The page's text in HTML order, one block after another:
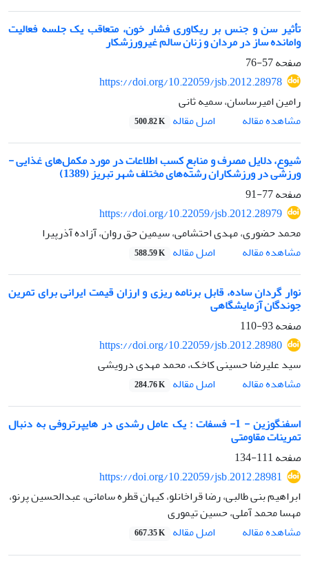
تأثیر سن و جنس بر ریکاوری فشار خون، متعاقب یک جلسه فعالیت
وامانده ساز در مردان و زنان سالم غیرورزشکار
صفحه57-76
https://doi.org/10.22059/jsb.2012.28978
رامین امیرساسان، سمیه ثانی
مشاهده مقاله
اصل مقاله 500.82 K
شیوع، دلایل مصرف و منابع کسب اطلاعات در مورد مکمل‌های غذایی -
ورزشی در ورزشکاران رشته‌های مختلف شهر تبریز (1389)
صفحه77-91
https://doi.org/10.22059/jsb.2012.28979
محمد حضوری، مهدی احتشامی، سیمین حق روان، آزاده آذرپیرا
مشاهده مقاله
اصل مقاله 588.59 K
نوار گردان ساده، قابل برنامه ریزی و ارزان قیمت ایرانی برای تمرین
جوندگان آزمایشگاهی
صفحه93-110
https://doi.org/10.22059/jsb.2012.28980
سید علیرضا حسینی کاخک، محمد مهدی درویشی
مشاهده مقاله
اصل مقاله 284.76 K
اسفنگوزین - 1- فسفات : یک عامل رشدی در هایپرتروفی به دنبال
تمرینات مقاومتی
صفحه111-134
https://doi.org/10.22059/jsb.2012.28981
ابراهیم بنی طالبی، رضا قراخانلو، کیهان قطره سامانی، عبدالحسین پرنو،
مهسا محمد آملی، حسین تیموری
مشاهده مقاله
اصل مقاله 667.35 K